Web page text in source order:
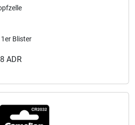
1er Blister
ADR